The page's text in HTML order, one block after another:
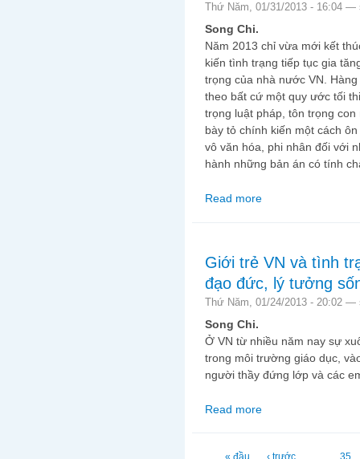
Thứ Năm, 01/31/2013 - 16:04 —
Song Chi.
Năm 2013 chỉ vừa mới kết
kiến tình trạng tiếp tục gia
trọng của nhà nước VN.
theo bất cứ một quy ước tối
trọng luật pháp, tôn trọng
bày tỏ chính kiến một cách
vô văn hóa, phi nhân đối với
hành những bản án có tính
Read more
Giới trẻ VN và tình
đạo đức, lý tưởng
Thứ Năm, 01/24/2013 - 20:02 —
Song Chi.
Ở VN từ nhiều năm nay sự
trong môi trường giáo dục,
người thầy đứng lớp và các
Read more
« đầu ‹ trước 35